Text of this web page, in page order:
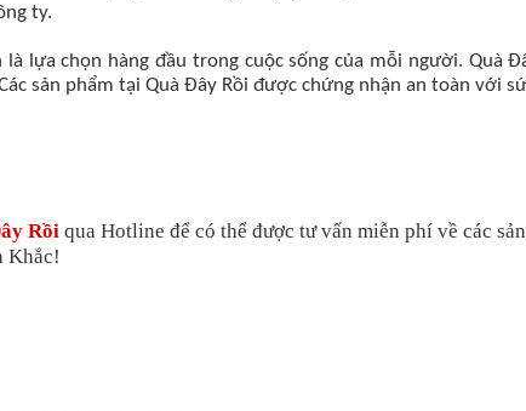
ty.
là lựa chọn hàng đầu trong cuộc sống của mỗi người. Quà
sản phẩm tại Quà Đây Rồi được chứng nhận an toàn với
Rồi qua Hotline để có thể được tư vấn miễn phí về các
Khắc!